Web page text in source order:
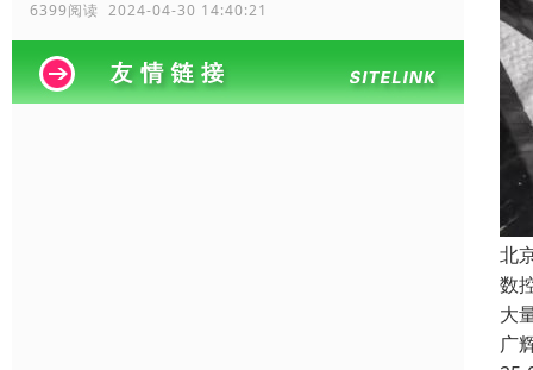
6399阅读 2024-04-30 14:40:21
北
数
大
广